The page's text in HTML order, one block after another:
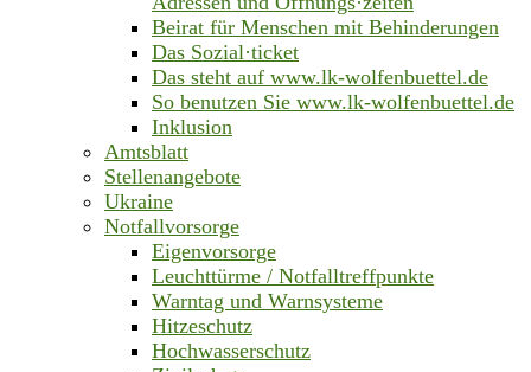
Beirat für Menschen mit Behinderungen
Das Sozial·ticket
Das steht auf www.lk-wolfenbuettel.de
So benutzen Sie www.lk-wolfenbuettel.de
Inklusion
Amtsblatt
Stellenangebote
Ukraine
Notfallvorsorge
Eigenvorsorge
Leuchttürme / Notfalltreffpunkte
Warntag und Warnsysteme
Hitzeschutz
Hochwasserschutz